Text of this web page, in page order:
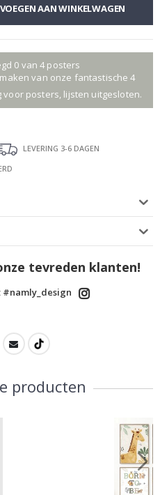
AAN WINKELWAGEN
0 van 4 posters
van onze fantastische 4
posters, lijsten uitgesloten.
LEVERING 3-6 DAGEN
tevreden klanten!
#namly_design
producten